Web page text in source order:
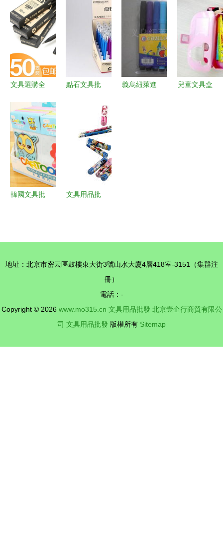
價格、批
發、廠家與
選購大全
斌商行批發
西瓜太郎36
色環保水彩
筆評測
小學生2B
HB書寫鉛
筆套裝批發
指南
趣的文具新
風尚
文具選購全
鉛筆到會議
專用，一站
式批發指南
點石文具批
性筆與文具
用品一站式
義烏紐萊進
兒童文具盒
韓國文具批
文具用品批
地址：北京市密云區鼓樓東大街3號山水大廈4層418室-3151（集群注
冊）
電話：-
Copyright © 2026 www.mo315.cn 文具用品批發 北京壹企行商貿有限公
司 文具用品批發 版權所有 Sitemap